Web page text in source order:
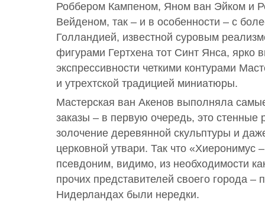
Роббером Кампеном, Яном ван Эйком и
Вейденом, так – и в особенности – с
Голландией, известной суровым
фигурами Гертхена тот Синт Янса, ярко
экспрессивности четкими контурами
и утрехтской традицией миниатюры.
Мастерская ван Акенов выполняла
заказы – в первую очередь, это стенные
золочение деревянной скульптуры и
церковной утвари. Так что «Хиеронимус
псевдоним, видимо, из необходимости
прочих представителей своего города –
Нидерландах были нередки.